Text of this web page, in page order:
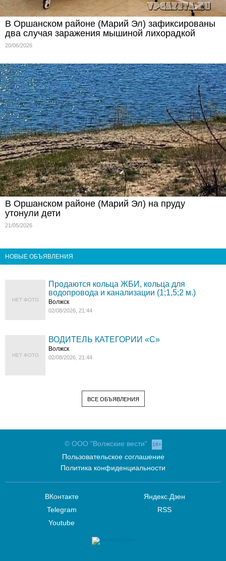
В Оршанском районе (Марий Эл) зафиксированы
два случая заражения мышиной лихорадкой
20/06/2026
В Оршанском районе (Марий Эл) на пруду
утонули дети
21/05/2026
НОВЫЕ ОБЪЯВЛЕНИЯ
НЕТ ФОТО
Продаются кольца ЖБИ, кольца для
водопровода и канализации (1;1,5;2 м.)
Волжск
02/08/2026, 21:44
НЕТ ФОТО
ВОДИТЕЛЬ КАТЕГОРИИ «C»
Волжск
02/08/2026, 21:44
ВСЕ ОБЪЯВЛЕНИЯ
© ООО "Волжские вести" 16+
Пользовательское соглашение
Политика конфиденциальности
ВКонтакте
Telegram
Youtube
Яндекс.Дзен
RSS